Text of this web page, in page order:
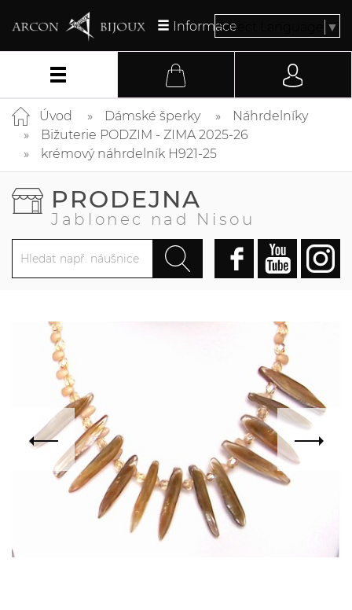
InformaceSelect Language ▼
Úvod Dámské šperky
Náhrdelníky
Bižuterie PODZIM - ZIMA 2025-26
krémový náhrdelník H921-25
PRODEJNA
Jablonec nad Nisou